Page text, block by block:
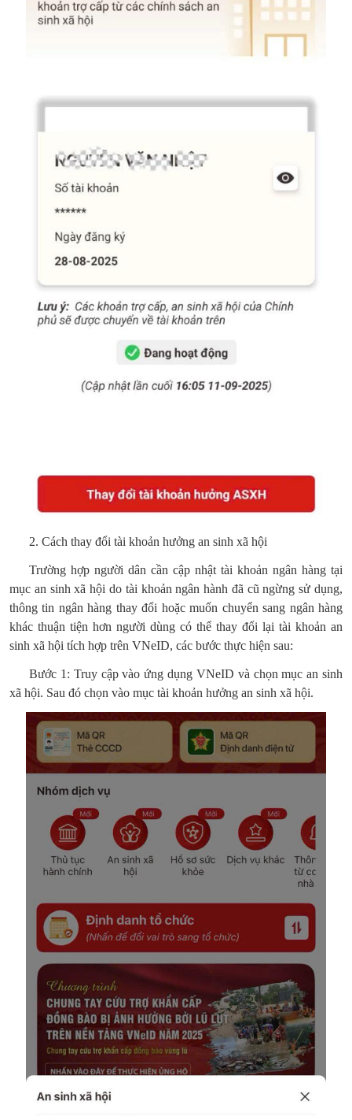
2. Cách thay đổi tài khoản hưởng an sinh xã hội
Trường hợp người dân cần cập nhật tài khoản ngân hàng tại
mục an sinh xã hội do tài khoản ngân hành đã cũ ngừng sử dụng,
thông tin ngân hàng thay đổi hoặc muốn chuyển sang ngân hàng
khác thuận tiện hơn người dùng có thể thay đổi lại tài khoản an
sinh xã hội tích hợp trên VNeID, các bước thực hiện sau:
Bước 1: Truy cập vào ứng dụng VNeID và chọn mục an sinh
xã hội. Sau đó chọn vào mục tài khoản hưởng an sinh xã hội.